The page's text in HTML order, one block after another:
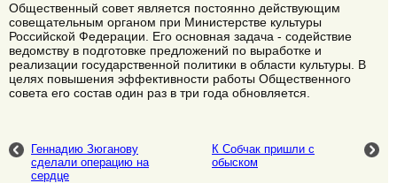
Общественный совет является постоянно действующим
совещательным органом при Министерстве культуры
Российской Федерации. Его основная задача - содействие
ведомству в подготовке предложений по выработке и
реализации государственной политики в области культуры. В
целях повышения эффективности работы Общественного
совета его состав один раз в три года обновляется.
Геннадию Зюганову
сделали операцию на
сердце
К Собчак пришли с
обыском